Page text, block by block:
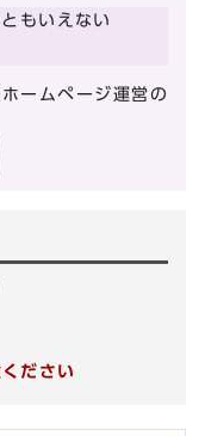
もいえない
ームページ運営の
ださい